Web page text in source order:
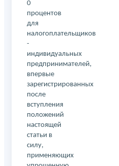
0
процентов
для
налогоплательщиков
-
индивидуальных
предпринимателей,
впервые
зарегистрированных
после
вступления
положений
настоящей
статьи в
силу,
применяющих